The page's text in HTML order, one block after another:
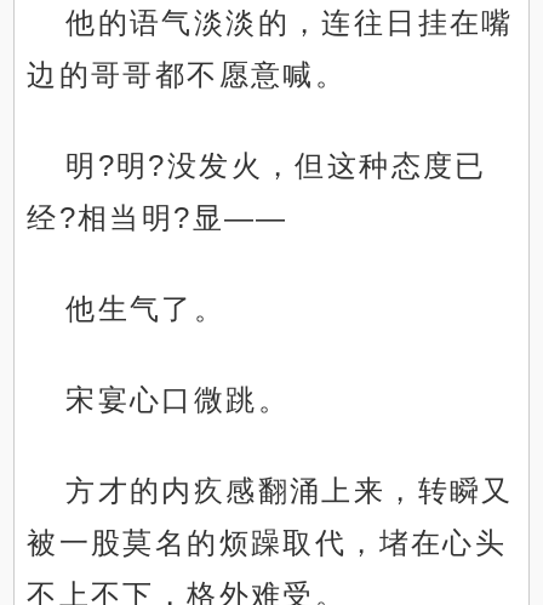
他的语气淡淡的，连往日挂在嘴
边的哥哥都不愿意喊。
明?明?没发火，但这种态度已
经?相当明?显——
他生气了。
宋宴心口微跳。
方才的内疚感翻涌上来，转瞬又
被一股莫名的烦躁取代，堵在心头
不上不下，格外难受。